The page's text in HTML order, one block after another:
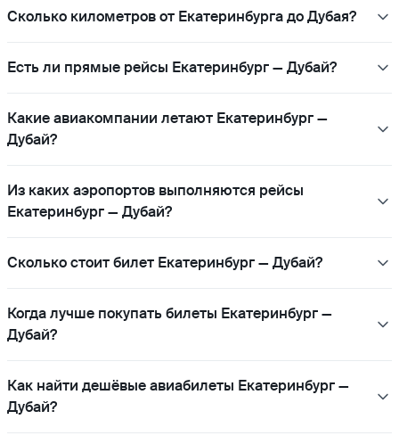
Сколько километров от Екатеринбурга до Дубая?
Есть ли прямые рейсы Екатеринбург — Дубай?
Какие авиакомпании летают Екатеринбург —
Дубай?
Из каких аэропортов выполняются рейсы
Екатеринбург — Дубай?
Сколько стоит билет Екатеринбург — Дубай?
Когда лучше покупать билеты Екатеринбург —
Дубай?
Как найти дешёвые авиабилеты Екатеринбург —
Дубай?